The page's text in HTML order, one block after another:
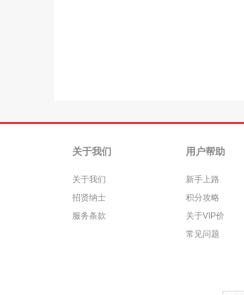
关于我们
关于我们
招贤纳士
服务条款
用户帮助
新手上路
积分攻略
关于VIP价
常见问题